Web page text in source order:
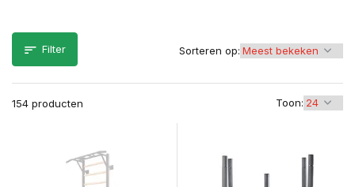
Filter
154 producten Toon:
Sorteren op: